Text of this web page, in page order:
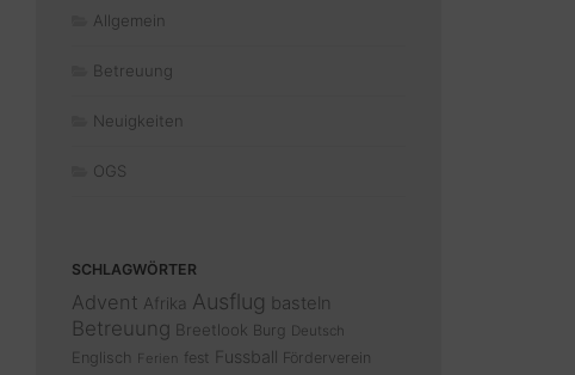
Allgemein
Betreuung
Neuigkeiten
OGS
SCHLAGWÖRTER
Advent Afrika Ausflug basteln
Betreuung Breetlook Burg Deutsch
Englisch Ferien fest Fussball Förderverein